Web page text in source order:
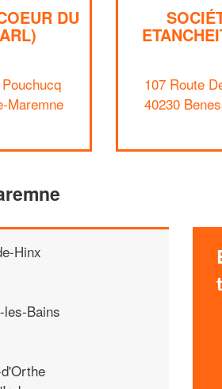
DU
Maremne
107 Route
40230
Hinx
les-Bains